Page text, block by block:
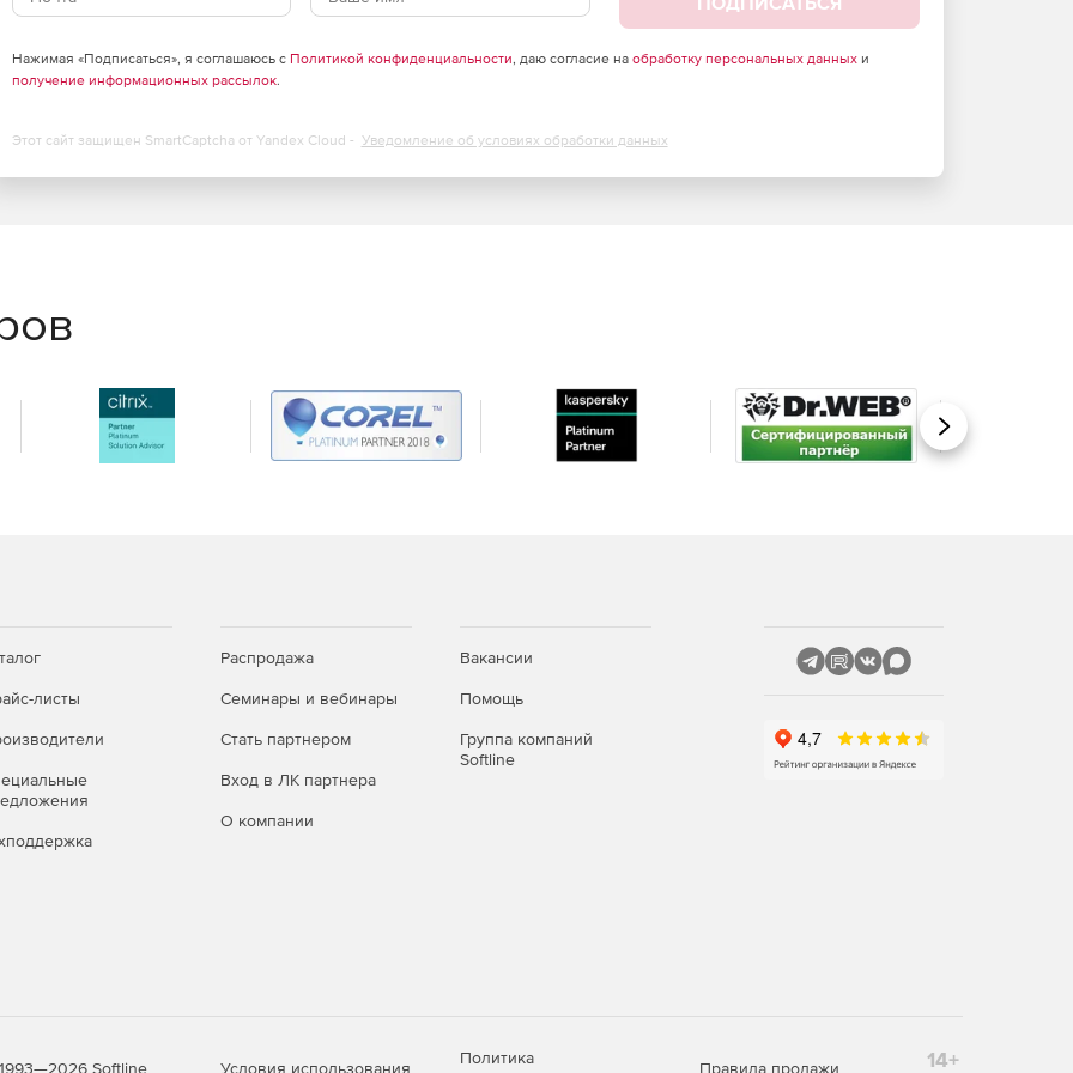
дилера Softline Store по доступной цене.
Нажимая «Подписаться», я соглашаюсь с Политикой конфиденциальности, даю согласие на обработку персональных данныхи
получение информационных рассылок.
Этот сайт защищен SmartCaptcha от Yandex Cloud - Уведомление об условиях обработки данных
Вперед
листы
Распродажа
Семинары и вебинары
Стать партнером
Вход в ЛК партнера
О компании
Вакансии
Помощь
Группа компаний
Softline
Softline Условия использования
Политика
Правила продажи 14+